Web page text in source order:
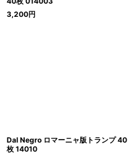
3,200円
Dal Negro ロマーニャ版トランプ 40
枚 14010